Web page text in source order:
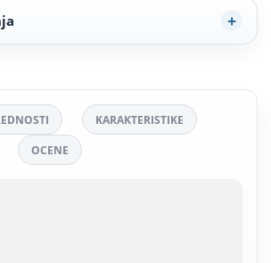
KARAKTERISTIKE
OCENE